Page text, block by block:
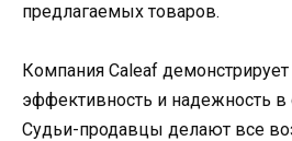
предлагаемых товаров.
Компания Caleaf
эффективность и надежность
Судьи-продавцы делают все